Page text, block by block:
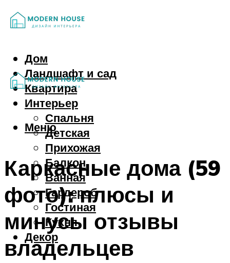
Дом
Ландшафт и сад
Квартира
Интерьер
Спальня
Детская
Прихожая
Балкон
Ванная
Гардероб
Гостиная
Кухня
Декор
Меню
Каркасные дома (59
фото): плюсы и
минусы отзывы
владельцев